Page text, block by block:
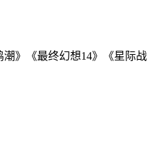
》《最终幻想14》《星际战